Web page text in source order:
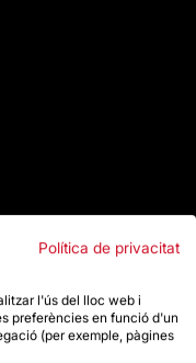
Política de privacitat
l'ús del lloc web i
preferències en funció d'un
(per exemple, pàgines